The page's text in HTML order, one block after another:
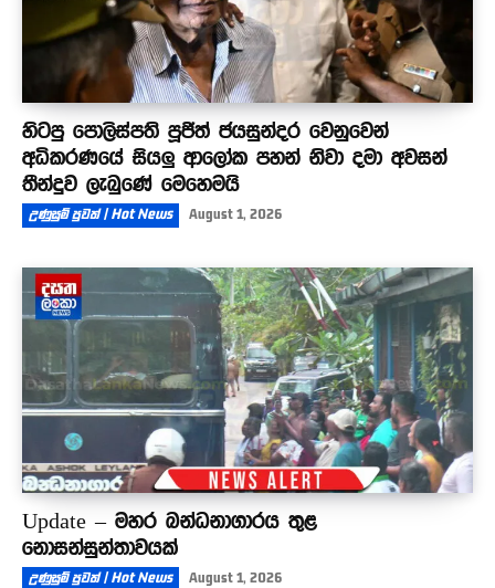
හිටපු පොලිස්පති පූජිත් ජයසුන්දර වෙනුවෙන්
අධිකරණයේ සියලු ආලෝක පහන් නිවා දමා අවසන්
තීන්දුව ලැබුණේ මෙහෙමයි
උණුසුම් පුවත් | Hot News August 1, 2026
Update – මහර බන්ධනාගාරය තුළ
නොසන්සුන්තාවයක්
උණුසුම් පුවත් | Hot News August 1, 2026